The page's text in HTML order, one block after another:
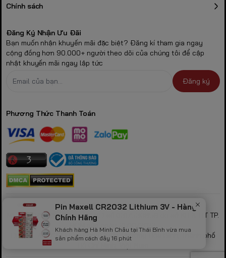
Chính sách
Đăng Ký Nhận Ưu Đãi
Bạn muốn nhận khuyến mãi đặc biệt? Đăng kí tham gia ngay
cộng đồng hơn 90.000+ người theo dõi của chúng tôi để cập
nhật khuyến mãi ngay lập tức
Đăng ký
Phương Thức Thanh Toán
CÔNG TY TNHH GAMING STORE
MST: 0317530856 theo GPKD số 0317530856 do sở KH & ĐT TP.
HCM cấp ngày 21/10/2022
Địa chỉ: 423/32B Lạc Long Quân, Phường Hòa Bình, Thành phố
Pin Maxell CR2032 Lithium 3V - Hàng
Chính Hãng
Khách hàng Hà Minh Châu tại Thái Bình vừa mua
sản phẩm cách đây 16 phút